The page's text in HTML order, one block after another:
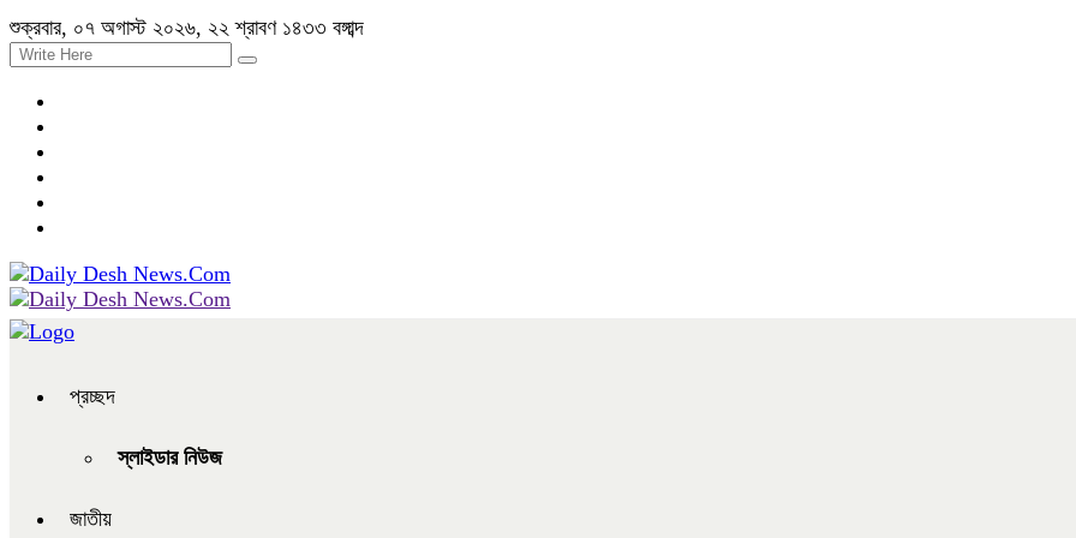
শুক্রবার, ০৭ অগাস্ট ২০২৬, ২২ শ্রাবণ ১৪৩৩ বঙ্গাব্দ
প্রচ্ছদ
স্লাইডার নিউজ
জাতীয়